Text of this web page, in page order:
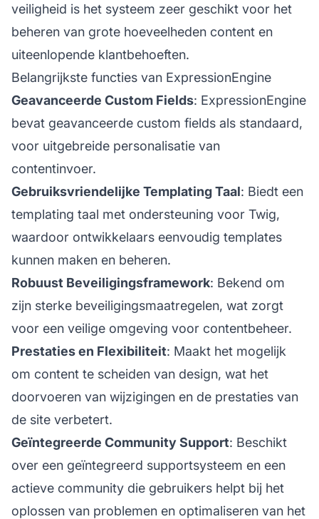
veiligheid is het systeem zeer geschikt voor het
beheren van grote hoeveelheden content en
uiteenlopende klantbehoeften.
Belangrijkste functies van ExpressionEngine
Geavanceerde Custom Fields: ExpressionEngine
bevat geavanceerde custom fields als standaard,
voor uitgebreide personalisatie van
contentinvoer.
Gebruiksvriendelijke Templating Taal: Biedt een
templating taal met ondersteuning voor Twig,
waardoor ontwikkelaars eenvoudig templates
kunnen maken en beheren.
Robuust Beveiligingsframework: Bekend om
zijn sterke beveiligingsmaatregelen, wat zorgt
voor een veilige omgeving voor contentbeheer.
Prestaties en Flexibiliteit: Maakt het mogelijk
om content te scheiden van design, wat het
doorvoeren van wijzigingen en de prestaties van
de site verbetert.
Geïntegreerde Community Support: Beschikt
over een geïntegreerd supportsysteem en een
actieve community die gebruikers helpt bij het
oplossen van problemen en optimaliseren van het